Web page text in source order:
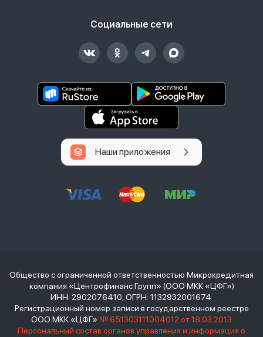
Социальные сети
Наши приложения
Общество с ограниченной ответственностью Микрокредитная
компания «Центрофинанс Групп» (ООО МКК «ЦФГ»)
ИНН: 2902076410, ОГРН: 1132932001674
Регистрационный номер записи в государственном реестре
ООО МКК «ЦФГ» № 651303111004012 от 18.03.2013
Персональный состав органов управления и информация о